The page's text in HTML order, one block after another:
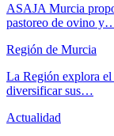
ASAJA Murcia
pastoreo de ovino
Región de Murcia
La Región explora el
diversificar sus…
Actualidad